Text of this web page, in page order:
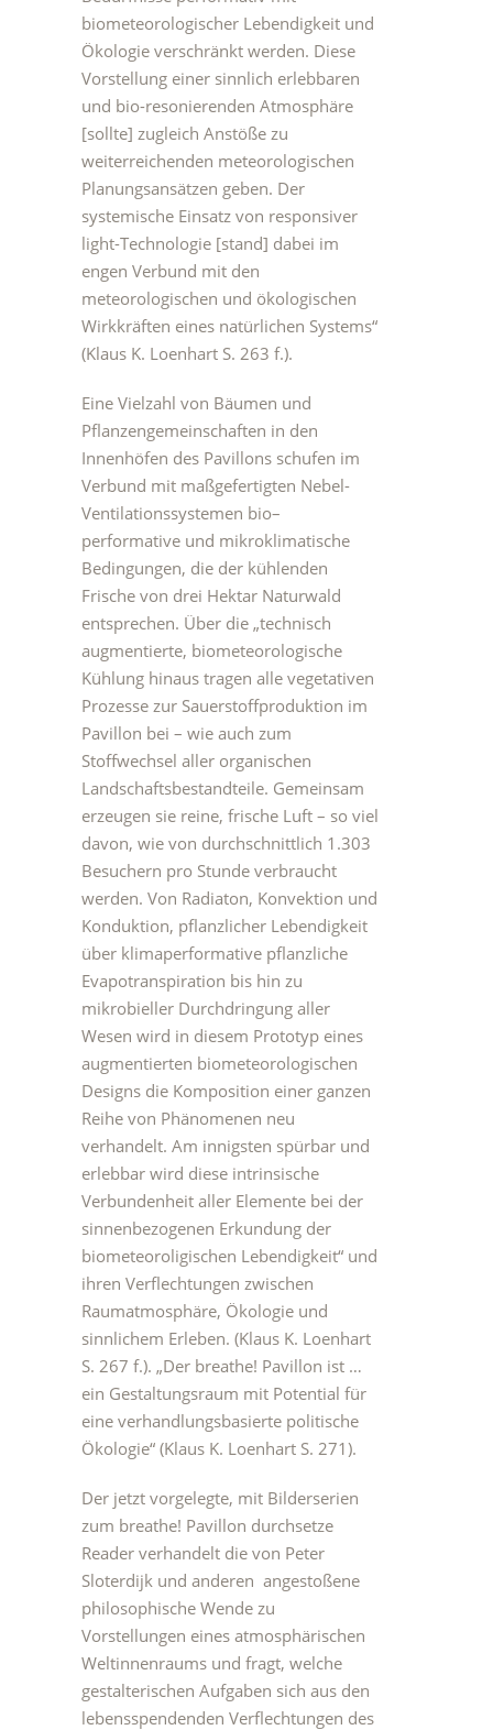
biometeorologischer Lebendigkeit und
Ökologie verschränkt werden. Diese
Vorstellung einer sinnlich erlebbaren
und bio-resonierenden Atmosphäre
[sollte] zugleich Anstöße zu
weiterreichenden meteorologischen
Planungsansätzen geben. Der
systemische Einsatz von responsiver
light-Technologie [stand] dabei im
engen Verbund mit den
meteorologischen und ökologischen
Wirkkräften eines natürlichen Systems“
(Klaus K. Loenhart S. 263 f.).
Eine Vielzahl von Bäumen und
Pflanzengemeinschaften in den
Innenhöfen des Pavillons schufen im
Verbund mit maßgefertigten Nebel-
Ventilationssystemen bio–
performative und mikroklimatische
Bedingungen, die der kühlenden
Frische von drei Hektar Naturwald
entsprechen. Über die „technisch
augmentierte, biometeorologische
Kühlung hinaus tragen alle vegetativen
Prozesse zur Sauerstoffproduktion im
Pavillon bei – wie auch zum
Stoffwechsel aller organischen
Landschaftsbestandteile. Gemeinsam
erzeugen sie reine, frische Luft – so viel
davon, wie von durchschnittlich 1.303
Besuchern pro Stunde verbraucht
werden. Von Radiaton, Konvektion und
Konduktion, pflanzlicher Lebendigkeit
über klimaperformative pflanzliche
Evapotranspiration bis hin zu
mikrobieller Durchdringung aller
Wesen wird in diesem Prototyp eines
augmentierten biometeorologischen
Designs die Komposition einer ganzen
Reihe von Phänomenen neu
verhandelt. Am innigsten spürbar und
erlebbar wird diese intrinsische
Verbundenheit aller Elemente bei der
sinnenbezogenen Erkundung der
biometeoroligischen Lebendigkeit“ und
ihren Verflechtungen zwischen
Raumatmosphäre, Ökologie und
sinnlichem Erleben. (Klaus K. Loenhart
S. 267 f.). „Der breathe! Pavillon ist …
ein Gestaltungsraum mit Potential für
eine verhandlungsbasierte politische
Ökologie“ (Klaus K. Loenhart S. 271).
Der jetzt vorgelegte, mit Bilderserien
zum breathe! Pavillon durchsetze
Reader verhandelt die von Peter
Sloterdijk und anderen angestoßene
philosophische Wende zu
Vorstellungen eines atmosphärischen
Weltinnenraums und fragt, welche
gestalterischen Aufgaben sich aus den
lebensspendenden Verflechtungen des